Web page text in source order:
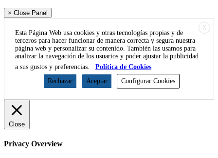
× Close Panel
X
Esta Página Web usa cookies y otras tecnologías propias y de
terceros para hacer funcionar de manera correcta y segura nuestra
página web y personalizar su contenido. También las usamos para
analizar la navegación de los usuarios y poder ajustar la publicidad
a sus gustos y preferencias.
Política de Cookies
Rechazar
Aceptar Configurar Cookies
Close
Privacy Overview